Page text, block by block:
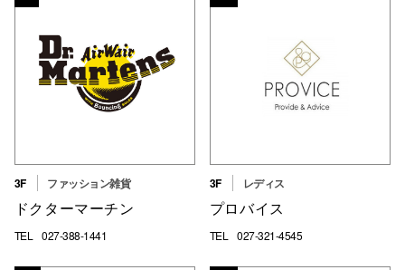
3F ファッション雑貨
ドクターマーチン
TEL 027-388-1441
3F レディス
プロバイス
TEL 027-321-4545